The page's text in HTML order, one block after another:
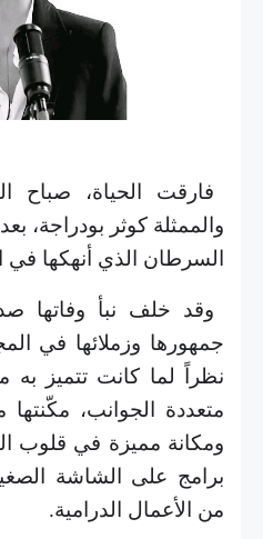
فارقت الحياة، صباح
والممثلة كوثر بودراجة،
السرطان الذي أنهكها في
وقد خلف نبأ وفاتها
جمهورها وزملائها في
نظراً لما كانت تتميز
متعددة الجوانب،
ومكانة مميزة في قلوب
برامج على الشاشة
من الأعمال الدرامية.